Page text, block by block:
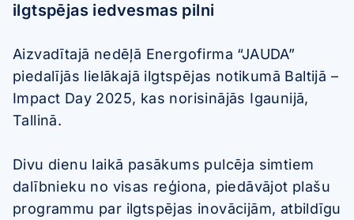
ilgtspējas iedvesmas pilni
Aizvadītajā nedēļā Energofirma “JAUDA”
piedalījās lielākajā ilgtspējas notikumā Baltijā –
Impact Day 2025, kas norisinājās Igaunijā,
Tallinā.
Divu dienu laikā pasākums pulcēja simtiem
dalībnieku no visas reģiona, piedāvājot plašu
programmu par ilgtspējas inovācijām, atbildīgu